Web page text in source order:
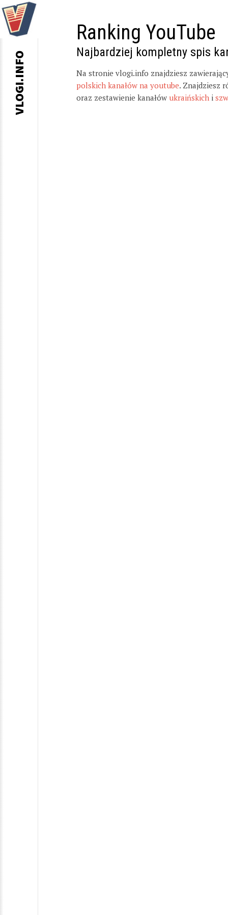
Ranking YouTube
Najbardziej kompletny spis
Na stronie vlogi.info znajdziesz
polskich kanałów na youtube. Znajdziesz
oraz zestawienie kanałów ukraińskich i
VLOGI.INFO